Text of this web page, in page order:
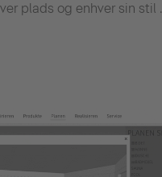
plads og enhver sin stil .